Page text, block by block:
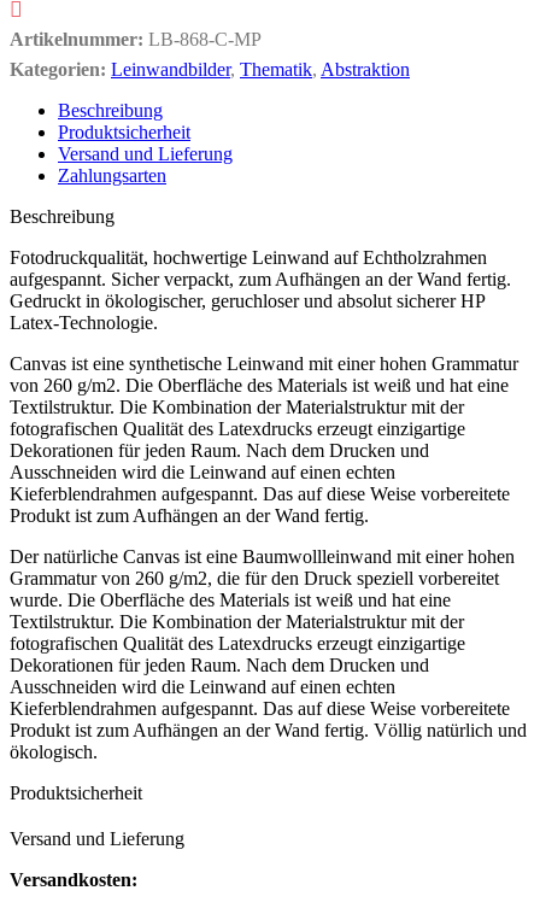
Artikelnummer: LB-868-C-MP
Kategorien: Leinwandbilder, Thematik, Abstraktion
Beschreibung
Produktsicherheit
Versand und Lieferung
Zahlungsarten
Beschreibung
Fotodruckqualität, hochwertige Leinwand auf Echtholzrahmen
aufgespannt. Sicher verpackt, zum Aufhängen an der Wand fertig.
Gedruckt in ökologischer, geruchloser und absolut sicherer HP
Latex-Technologie.
Canvas ist eine synthetische Leinwand mit einer hohen Grammatur
von 260 g/m2. Die Oberfläche des Materials ist weiß und hat eine
Textilstruktur. Die Kombination der Materialstruktur mit der
fotografischen Qualität des Latexdrucks erzeugt einzigartige
Dekorationen für jeden Raum. Nach dem Drucken und
Ausschneiden wird die Leinwand auf einen echten
Kieferblendrahmen aufgespannt. Das auf diese Weise vorbereitete
Produkt ist zum Aufhängen an der Wand fertig.
Der natürliche Canvas ist eine Baumwollleinwand mit einer hohen
Grammatur von 260 g/m2, die für den Druck speziell vorbereitet
wurde. Die Oberfläche des Materials ist weiß und hat eine
Textilstruktur. Die Kombination der Materialstruktur mit der
fotografischen Qualität des Latexdrucks erzeugt einzigartige
Dekorationen für jeden Raum. Nach dem Drucken und
Ausschneiden wird die Leinwand auf einen echten
Kieferblendrahmen aufgespannt. Das auf diese Weise vorbereitete
Produkt ist zum Aufhängen an der Wand fertig. Völlig natürlich und
ökologisch.
Produktsicherheit
Versand und Lieferung
Versandkosten: